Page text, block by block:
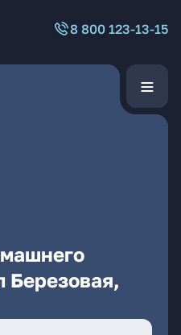
8 800 123-13-15
Березовая,